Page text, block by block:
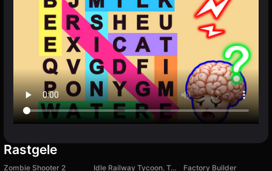
Rastgele
Zombie Shooter 2 Idle Railway Tycoon. Train Empire
Factory Builder